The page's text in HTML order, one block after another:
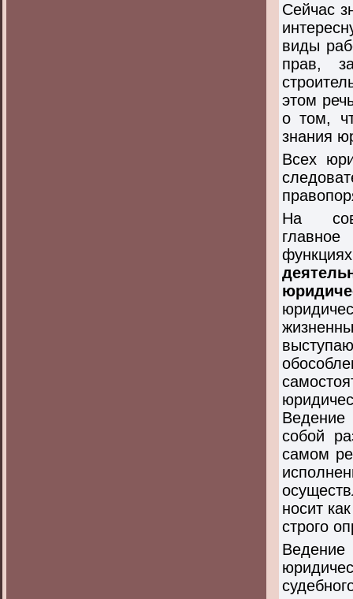
Сейчас
виды
прав,
этом
о том,
знания
Всех
На
главное
Ведение
собой
самом
носит
строго